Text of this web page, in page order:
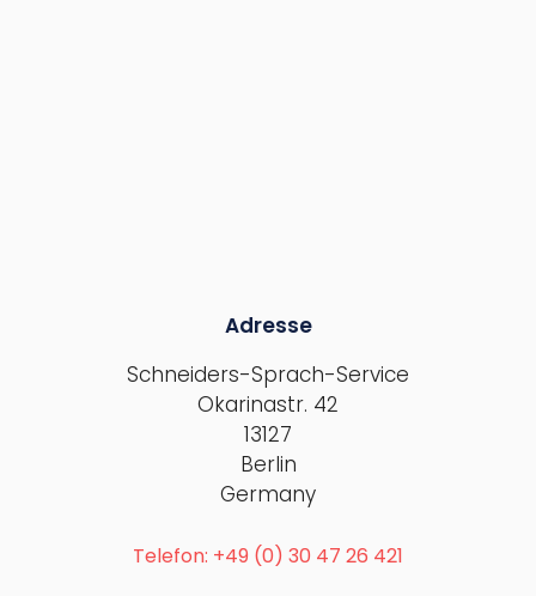
Adresse
Schneiders-Sprach-Service
Okarinastr. 42
13127
Berlin
Germany
Telefon: +49 (0) 30 47 26 421